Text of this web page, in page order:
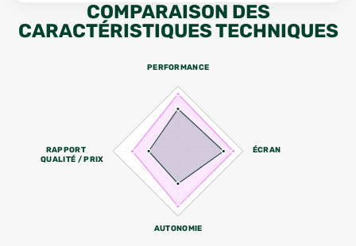
COMPARAISON DES
CARACTÉRISTIQUES TECHNIQUES
PERFORMANCE
ÉCRAN
AUTONOMIE
RAPPORT
QUALITÉ / PRIX